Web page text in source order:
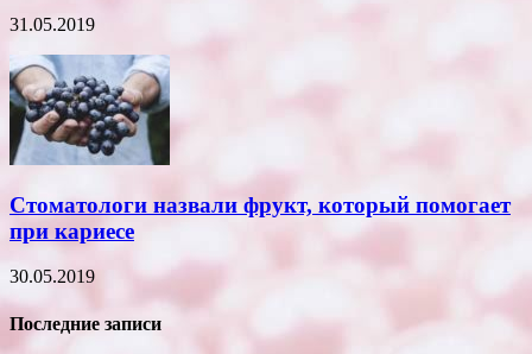
31.05.2019
Стоматологи назвали фрукт, который помогает
при кариесе
30.05.2019
Последние записи